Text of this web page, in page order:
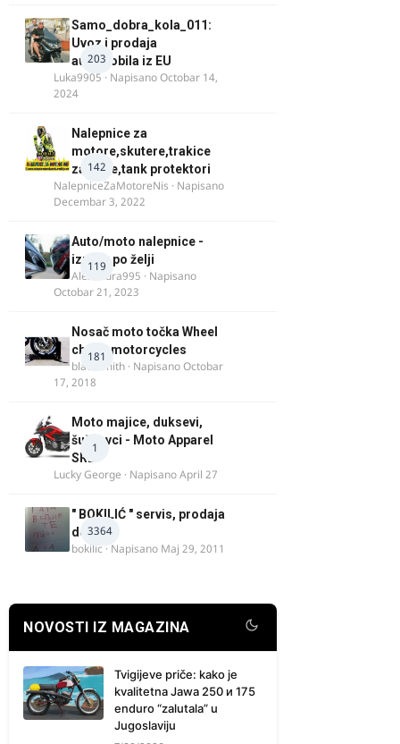
203
Samo_dobra_kola_011:
Uvoz i prodaja
automobila iz EU
Luka9905 · NapisanoOctobar 14,
2024
142
Nalepnice za
motore,skutere,trakice
za felne,tank protektori
NalepniceZaMotoreNis · Napisano
Decembar 3, 2022
119
Auto/moto nalepnice -
izrada po želji
Alexandra995 · Napisano
Octobar 21, 2023
181
Nosač moto točka Wheel
chock motorcycles
blacksmith · NapisanoOctobar
17, 2018
1
Moto majice, duksevi,
šuškavci - Moto Apparel
SRB
Lucky George · NapisanoApril 27
3364
" BOKILIĆ " servis, prodaja
delova
bokilic · Napisano Maj 29, 2011
NOVOSTI IZ MAGAZINA
Tvigijeve priče: kako je
kvalitetna Jawa 250 и 175
enduro “zalutala” u
Jugoslaviju